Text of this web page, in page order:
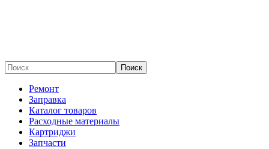
Поиск
Ремонт
Заправка
Каталог товаров
Расходные материалы
Картриджи
Запчасти